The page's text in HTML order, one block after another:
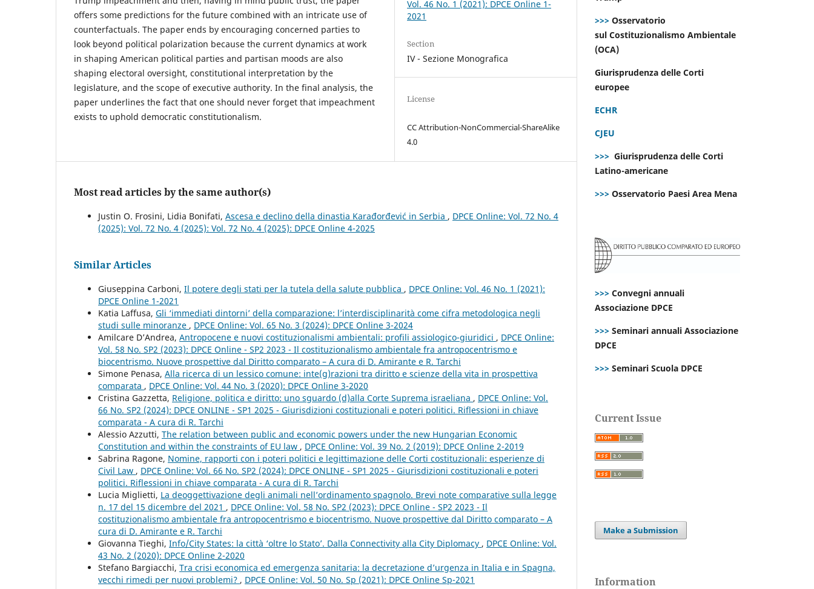
offers some predictions for the future combined with an intricate use of
counterfactuals. The paper ends by encouraging concerned parties to
look beyond political polarization because the current dynamics at work
in shaping American political parties and partisan moods are also
shaping electoral oversight, constitutional interpretation by the
legislature, and the scope of executive authority. In the final analysis, the
paper underlines the fact that one should never forget that impeachment
exists to uphold democratic constitutionalism.
Vol. 46 No. 1 (2021): DPCE Online 1-
2021
Section
IV - Sezione Monografica
License
CC Attribution-NonCommercial-ShareAlike
4.0
Most read articles by the same author(s)
Justin O. Frosini, Lidia Bonifati, Ascesa e declino della dinastia Karađorđević in Serbia , DPCE Online: Vol. 72 No. 4
(2025): Vol. 72 No. 4 (2025): Vol. 72 No. 4 (2025): DPCE Online 4-2025
Similar Articles
Giuseppina Carboni, Il potere degli stati per la tutela della salute pubblica , DPCE Online: Vol. 46 No. 1 (2021):
DPCE Online 1-2021
Katia Laffusa, Gli ‘immediati dintorni’ della comparazione: l’interdisciplinarità come cifra metodologica negli
studi sulle minoranze , DPCE Online: Vol. 65 No. 3 (2024): DPCE Online 3-2024
Amilcare D’Andrea, Antropocene e nuovi costituzionalismi ambientali: profili assiologico-giuridici , DPCE Online:
Vol. 58 No. SP2 (2023): DPCE Online - SP2 2023 - Il costituzionalismo ambientale fra antropocentrismo e
biocentrismo. Nuove prospettive dal Diritto comparato – A cura di D. Amirante e R. Tarchi
Simone Penasa, Alla ricerca di un lessico comune: inte(g)razioni tra diritto e scienze della vita in prospettiva
comparata , DPCE Online: Vol. 44 No. 3 (2020): DPCE Online 3-2020
Cristina Gazzetta, Religione, politica e diritto: uno sguardo (d)alla Corte Suprema israeliana , DPCE Online: Vol.
66 No. SP2 (2024): DPCE ONLINE - SP1 2025 - Giurisdizioni costituzionali e poteri politici. Riflessioni in chiave
comparata - A cura di R. Tarchi
Alessio Azzutti, The relation between public and economic powers under the new Hungarian Economic
Constitution and within the constraints of EU law , DPCE Online: Vol. 39 No. 2 (2019): DPCE Online 2-2019
Sabrina Ragone, Nomine, rapporti con i poteri politici e legittimazione delle Corti costituzionali: esperienze di
Civil Law , DPCE Online: Vol. 66 No. SP2 (2024): DPCE ONLINE - SP1 2025 - Giurisdizioni costituzionali e poteri
politici. Riflessioni in chiave comparata - A cura di R. Tarchi
Lucia Miglietti, La deoggettivazione degli animali nell’ordinamento spagnolo. Brevi note comparative sulla legge
n. 17 del 15 dicembre del 2021 , DPCE Online: Vol. 58 No. SP2 (2023): DPCE Online - SP2 2023 - Il
costituzionalismo ambientale fra antropocentrismo e biocentrismo. Nuove prospettive dal Diritto comparato – A
cura di D. Amirante e R. Tarchi
Giovanna Tieghi, Info/City States: la città ‘oltre lo Stato’. Dalla Connectivity alla City Diplomacy , DPCE Online: Vol.
43 No. 2 (2020): DPCE Online 2-2020
Stefano Bargiacchi, Tra crisi economica ed emergenza sanitaria: la decretazione d’urgenza in Italia e in Spagna,
vecchi rimedi per nuovi problemi? , DPCE Online: Vol. 50 No. Sp (2021): DPCE Online Sp-2021
>>> Osservatorio
sul Costituzionalismo Ambientale
(OCA)
Giurisprudenza delle Corti
europee
ECHR
CJEU
>>> Giurisprudenza delle Corti
Latino-americane
>>> Osservatorio Paesi Area Mena
>>> Convegni annuali
Associazione DPCE
>>> Seminari annuali Associazione
DPCE
>>> Seminari Scuola DPCE
Current Issue
Make a Submission
Information